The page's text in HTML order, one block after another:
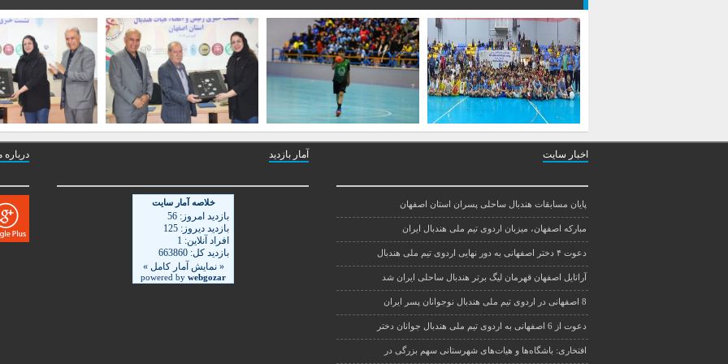
اخبار سایت
پایان مسابقات هندبال ساحلی پسران استان اصفهان
مبارکه اصفهان، میزبان اردوی تیم ملی هندبال ایران
دعوت ۴ دختر اصفهانی به دور نهایی اردوی تیم ملی هندبال
آراتایل اصفهان قهرمان لیگ برتر هندبال ساحلی ایران شد
8 اصفهانی در اردوی تیم ملی هندبال نوجوانان پسر ایران
دعوت از 6 اصفهانی به اردوی تیم ملی هندبال جوانان دختر
افتخاری: باشگاه‌ها و هیات‌های شهرستانی سهم بزرگی در
آمار بازدید درباره